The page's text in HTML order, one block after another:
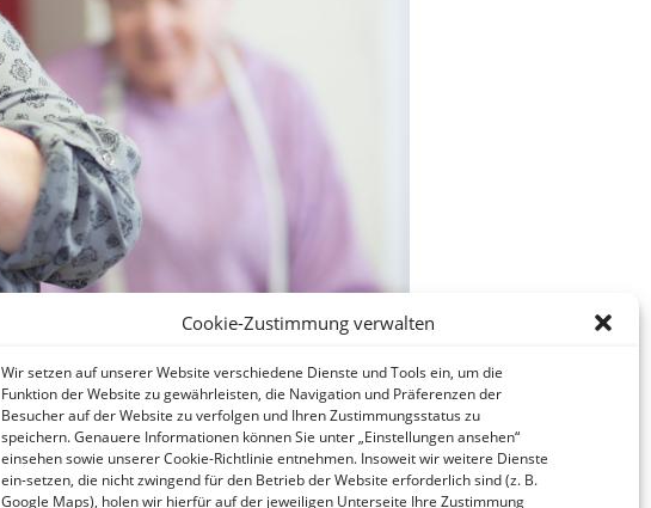
Cookie-Zustimmung verwalten
Wir setzen auf unserer Website verschiedene Dienste und Tools ein, um die
Funktion der Website zu gewährleisten, die Navigation und Präferenzen der
Besucher auf der Website zu verfolgen und Ihren Zustimmungsstatus zu
speichern. Genauere Informationen können Sie unter „Einstellungen ansehen“
einsehen sowie unserer Cookie-Richtlinie entnehmen. Insoweit wir weitere Dienste
ein-setzen, die nicht zwingend für den Betrieb der Website erforderlich sind (z. B.
Google Maps), holen wir hierfür auf der jeweiligen Unterseite Ihre Zustimmung